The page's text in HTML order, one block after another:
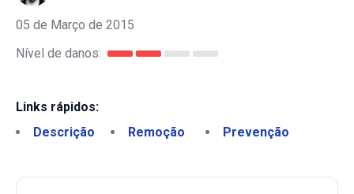
05 de Março de 2015
Nível de danos:
Links rápidos:
Descrição
Remoção Prevenção